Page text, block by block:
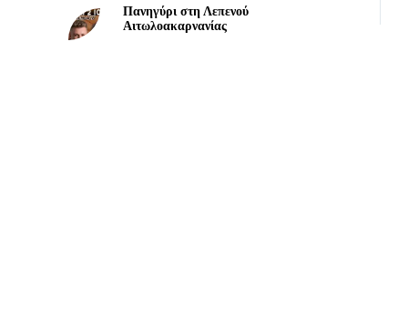
Πανηγύρι στη Λεπενού
Αιτωλοακαρνανίας